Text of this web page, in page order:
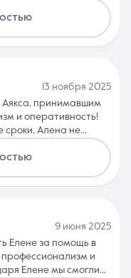
все завершилось как
надёжность,
Елены
Елену как
ипотечным
а главное за
13 ноября 2025
Аякса, принимавшим
и оперативность!
сроки, Алена не
отличных вариантов,
время. Сделка
мама стала
которая полностью
семейного риэлтора
3-я квартира и
которой сделки
9 июня 2025
профессионализм и
Елене мы смогли